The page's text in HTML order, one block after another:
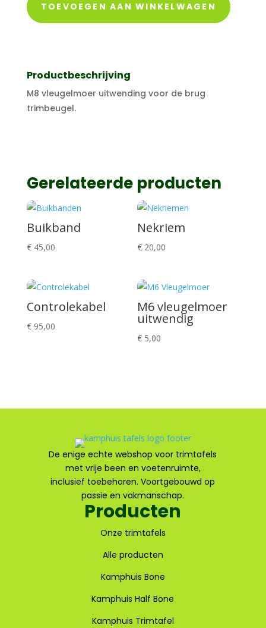
TOEVOEGEN AAN WINKELWAGEN
Productbeschrijving
M8 vleugelmoer uitwending voor de brug
trimbeugel.
Gerelateerde producten
Buikband
€45,00
Nekriem
€ 20,00
Controlekabel
€95,00
M6 vleugelmoer
uitwendig
€ 5,00
De enige echte webshop voor trimtafels
met vrije been en voetenruimte,
inclusief toebehoren. Voortgebouwd op
passie en vakmanschap.
Producten
Onze trimtafels
Alle producten
Kamphuis Bone
Kamphuis Half Bone
Kamphuis Trimtafel